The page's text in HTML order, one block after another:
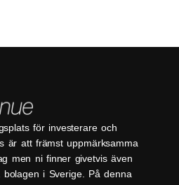
för investerare och
är att främst uppmärksamma
men ni finner givetvis även
i Sverige. På denna